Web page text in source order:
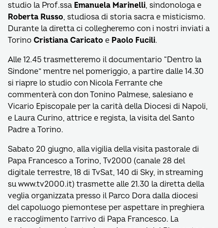
studio la Prof.ssa Emanuela Marinelli, sindonologa e
Roberta Russo, studiosa di storia sacra e misticismo.
Durante la diretta ci collegheremo con i nostri inviati a
Torino Cristiana Caricato e Paolo Fucili.
Alle 12.45 trasmetteremo il documentario “Dentro la
Sindone” mentre nel pomeriggio, a partire dalle 14.30
si riapre lo studio con Nicola Ferrante che
commenterà con don Tonino Palmese, salesiano e
Vicario Episcopale per la carità della Diocesi di Napoli,
e Laura Curino, attrice e regista, la visita del Santo
Padre a Torino.
Sabato 20 giugno, alla vigilia della visita pastorale di
Papa Francesco a Torino, Tv2000 (canale 28 del
digitale terrestre, 18 di TvSat, 140 di Sky, in streaming
su www.tv2000.it) trasmette alle 21.30 la diretta della
veglia organizzata presso il Parco Dora dalla diocesi
del capoluogo piemontese per aspettare in preghiera
e raccoglimento l’arrivo di Papa Francesco. La